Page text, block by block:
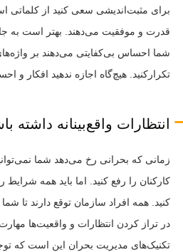
برای مثبت‌اندیشی سعی کنید از کلماتی
قدرت و موفقیت می‌دهند. بهتر است به
شما احساس بی‌کفایتی می‌دهند بر
تکرارکنید. هیچ‌گاه اجازه ندهید افکار و
انتظارات واقع‌بینانه داشته
زمانی که بحرانی رخ می‌دهد شما
کارکنان را رفع کنید. اما باید همه
کنید. همه افراد سازمان توقع دارند تا
در تراز کردن انتظارات و واقعیت‌ها
تکنیک‌های مدیریت بحران این است که